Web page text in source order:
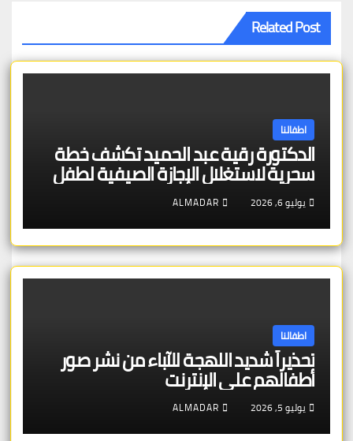
Related Post
اطفالنا
الدكتورة رقية عبد الحميد تكشف خطة
سحرية لاستغلال الإجازة الصيفية لطفل
صعوبات التعلم
يوليو 6, 2026 ALMADAR
اطفالنا
تحذيراً شديد اللهجة للآباء من نشر صور
أطفالهم على الإنترنت
يوليو 5, 2026 ALMADAR